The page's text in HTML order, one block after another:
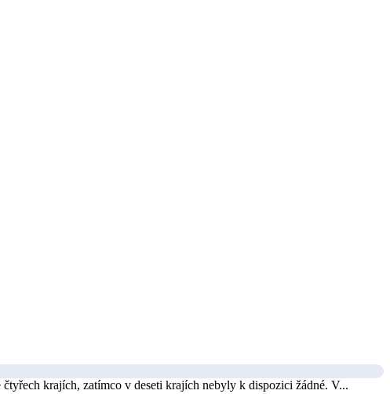
krajích, zatímco v deseti krajích nebyly k dispozici žádné. V...